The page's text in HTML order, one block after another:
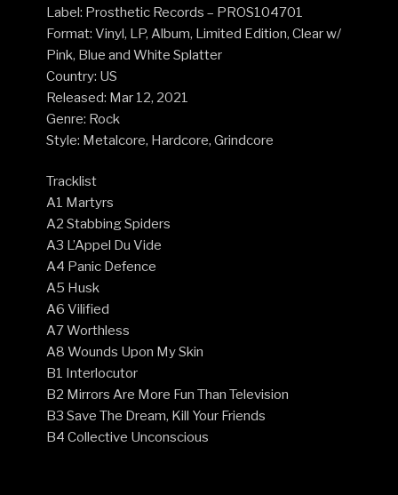
Label: Prosthetic Records – PROS104701
Format: Vinyl, LP, Album, Limited Edition, Clear w/
Pink, Blue and White Splatter
Country: US
Released: Mar 12, 2021
Genre: Rock
Style: Metalcore, Hardcore, Grindcore
Tracklist
A1 Martyrs
A2 Stabbing Spiders
A3 L’Appel Du Vide
A4 Panic Defence
A5 Husk
A6 Vilified
A7 Worthless
A8 Wounds Upon My Skin
B1 Interlocutor
B2 Mirrors Are More Fun Than Television
B3 Save The Dream, Kill Your Friends
B4 Collective Unconscious